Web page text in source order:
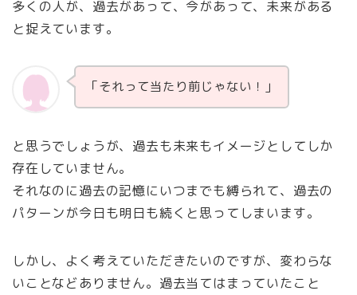
多くの人が、過去があって、今があって、未来がある
と捉えています。
「それって当たり前じゃない！」
と思うでしょうが、過去も未来もイメージとしてしか
存在していません。
それなのに過去の記憶にいつまでも縛られて、過去の
パターンが今日も明日も続くと思ってしまいます。
しかし、よく考えていただきたいのですが、変わらな
いことなどありません。過去当てはまっていたこと